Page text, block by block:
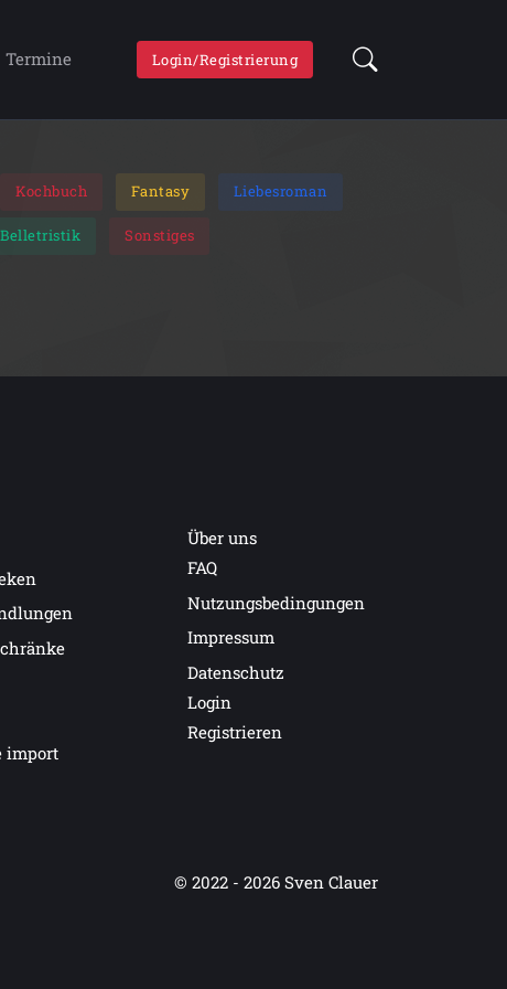
Termine Login/Registrierung
Kochbuch Fantasy Liebesroman
Belletristik Sonstiges
import
Über uns
FAQ
Nutzungsbedingungen
Impressum
Datenschutz
Login
Registrieren
© 2022 - 2026 Sven Clauer